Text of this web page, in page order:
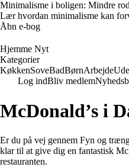
Minimalisme i boligen: Mindre
Lær hvordan minimalisme kan
Åbn e-bog
Hjemme Nyt
Kategorier
KøkkenSoveBadBørnArbejde
Log indBliv medlem
McDonald’s i
Er du på vej gennem Fyn og
klar til at give dig en fantastisk
restauranten.